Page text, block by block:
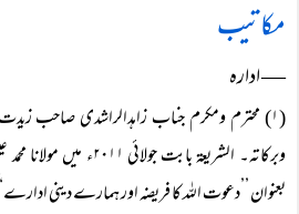
مکاتیب
― ادارہ
(۱) محترم ومکرم جناب زاہدالراشدی صاحب زیدت
وبرکاتہ۔ الشریعۃ بابت
بعنوان ’’دعوت اللہ کا فریضہ اور ہمارے دینی